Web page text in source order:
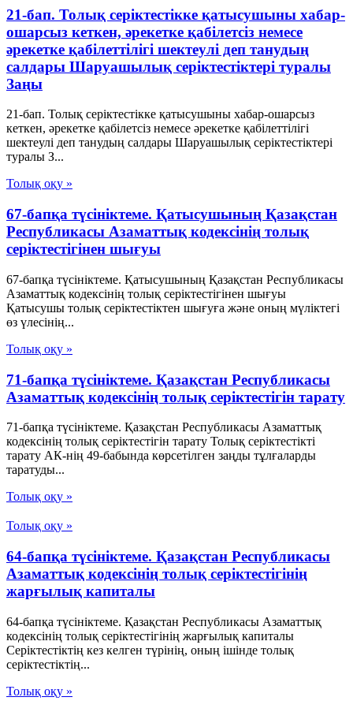
21-бап. Толық серiктестiкке қатысушыны хабар-
ошарсыз кеткен, әрекетке қабiлетсiз немесе
әрекетке қабiлеттiлiгi шектеулi деп танудың
салдары Шаруашылық серіктестіктері туралы
Заңы
21-бап. Толық серiктестiкке қатысушыны хабар-ошарсыз
кеткен, әрекетке қабiлетсiз немесе әрекетке қабiлеттiлiгi
шектеулi деп танудың салдары Шаруашылық серіктестіктері
туралы З...
Толық оқу »
67-бапқа түсініктеме. Қатысушының Қазақстан
Республикасы Азаматтық кодексінің толық
серіктестігінен шығуы
67-бапқа түсініктеме. Қатысушының Қазақстан Республикасы
Азаматтық кодексінің толық серіктестігінен шығуы
Қатысушы толық серіктестіктен шығуға және оның мүліктегі
өз үлесінің...
Толық оқу »
71-бапқа түсініктеме. Қазақстан Республикасы
Азаматтық кодексінің толық серіктестігін тарату
71-бапқа түсініктеме. Қазақстан Республикасы Азаматтық
кодексінің толық серіктестігін тарату Толық серіктестікті
тарату АК-нің 49-бабында көрсетілген заңды тұлғаларды
таратуды...
Толық оқу »
Толық оқу »
64-бапқа түсініктеме. Қазақстан Республикасы
Азаматтық кодексінің толық серіктестігінің
жарғылық капиталы
64-бапқа түсініктеме. Қазақстан Республикасы Азаматтық
кодексінің толық серіктестігінің жарғылық капиталы
Серіктестіктің кез келген түрінің, оның ішінде толық
серіктестіктің...
Толық оқу »